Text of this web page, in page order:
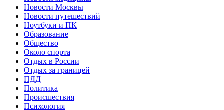
Новости Москвы
Новости путешествий
Ноутбуки и ПК
Образование
Общество
Около спорта
Отдых в России
Отдых за границей
ПДД
Политика
Происшествия
Психология